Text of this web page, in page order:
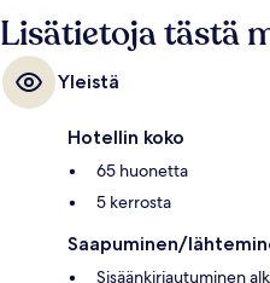
Lisätietoja tästä
Yleistä
Hotellin koko
65 huonetta
5 kerrosta
Saapuminen/
Sisäänkirjautuminen